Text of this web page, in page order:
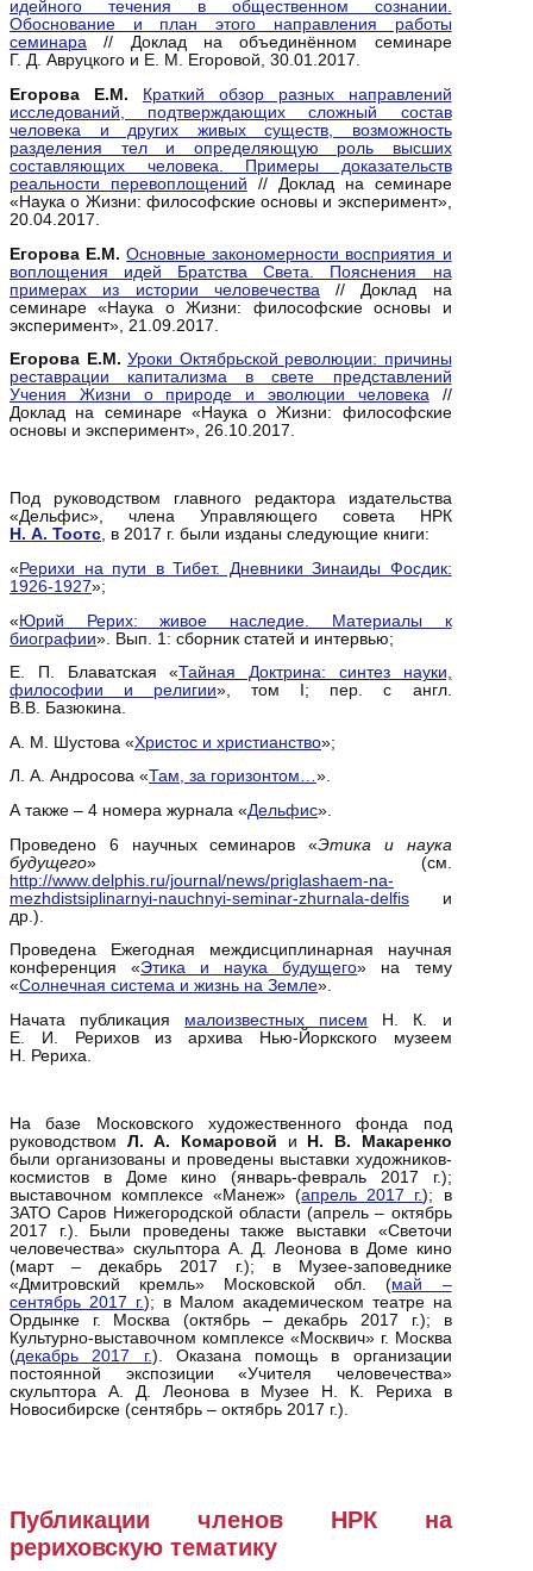
идейного течения в общественном сознании.
Обоснование и план этого направления работы
семинара // Доклад на объединённом семинаре
Г. Д. Авруцкого и Е. М. Егоровой, 30.01.2017.
Егорова Е.М.
Краткий обзор разных направлений
исследований, подтверждающих сложный состав
человека и других живых существ, возможность
разделения тел и определяющую роль высших
составляющих человека. Примеры доказательств
реальности перевоплощений // Доклад на семинаре
«Наука о Жизни: философские основы и эксперимент»,
20.04.2017.
Егорова Е.М. Основные закономерности восприятия и
воплощения идей Братства Света. Пояснения на
примерах из истории человечества // Доклад на
семинаре «Наука о Жизни: философские основы и
эксперимент», 21.09.2017.
Егорова Е.М. Уроки Октябрьской революции: причины
реставрации капитализма в свете представлений
Учения Жизни о природе и эволюции человека//
Доклад на семинаре «Наука о Жизни: философские
основы и эксперимент», 26.10.2017.
Под руководством главного редактора издательства
«Дельфис», члена Управляющего совета НРК
Н. А. Тоотс, в 2017 г. были изданы следующие книги:
« Рерихи на пути в Тибет. Дневники Зинаиды Фосдик:
1926-1927»;
«Юрий Рерих: живое наследие. Материалы к
биографии». Вып. 1: сборник статей и интервью;
Е. П. Блаватская «Тайная Доктрина: синтез науки,
философии и религии», том I; пер. с англ.
В.В. Базюкина.
А. М. Шустова «Христос и христианство»;
Л. А. Андросова «Там, за горизонтом…».
А также – 4 номера журнала «Дельфис».
Проведено 6 научных семинаров «Этика и наука
будущего» (см.
http://www.delphis.ru/journal/news/priglashaem-na-
mezhdistsiplinarnyi-nauchnyi-seminar-zhurnala-delfis и
др.).
Проведена Ежегодная междисциплинарная научная
конференция «Этика и наука будущего» на тему
«Солнечная система и жизнь на Земле».
Начата публикация малоизвестных писем Н. К. и
Е. И. Рерихов из архива Нью-Йоркского музеем
Н. Рериха.
На базе Московского художественного фонда под
руководством Л. А. Комаровой и Н. В.
Макаренко
были организованы и проведены выставки художников-
космистов в Доме кино (январь-февраль 2017 г.);
выставочном комплексе «Манеж» (апрель 2017 г.); в
ЗАТО Саров Нижегородской области (апрель – октябрь
2017 г.). Были проведены также выставки «Светочи
человечества» скульптора А. Д. Леонова в Доме кино
(март – декабрь 2017 г.); в Музее-заповеднике
«Дмитровский кремль» Московской обл. (май –
сентябрь 2017 г.); в Малом академическом театре на
Ордынке г. Москва (октябрь – декабрь 2017 г.); в
Культурно-выставочном комплексе «Москвич» г. Москва
(декабрь 2017 г.). Оказана помощь в организации
постоянной экспозиции «Учителя человечества»
скульптора А. Д. Леонова в Музее Н. К. Рериха в
Новосибирске (сентябрь – октябрь 2017 г.).
Публикации членов НРК на
рериховскую тематику